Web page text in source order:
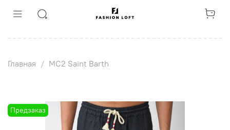
Главная MC2 Saint Barth
Предзаказ